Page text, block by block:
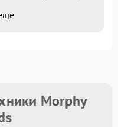
Morphy